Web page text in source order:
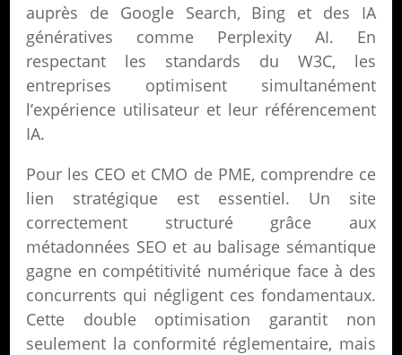
auprès de Google Search, Bing et des IA
génératives comme Perplexity AI. En
respectant les standards du W3C, les
entreprises optimisent simultanément
l’expérience utilisateur et leur référencement
IA.
Pour les CEO et CMO de PME, comprendre ce
lien stratégique est essentiel. Un site
correctement structuré grâce aux
métadonnées SEO et au balisage sémantique
gagne en compétitivité numérique face à des
concurrents qui négligent ces fondamentaux.
Cette double optimisation garantit non
seulement la conformité réglementaire, mais